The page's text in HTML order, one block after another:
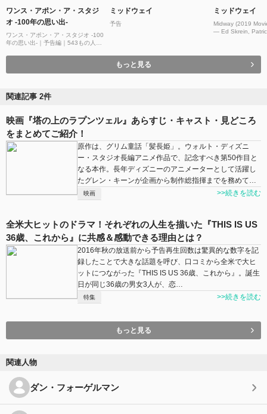
ワンス・アポン・ア・スタジ
オ -100年の思い出-
ワンス・アポン・ア・スタジオ -100
年の思い出-｜予告編｜543もの人気
周年をお祝いするオリジナル短編映
ミッドウェイ
予告
ミッドウェイ
Midway (2019
— Ed Skrein,
もっと見る
関連記事 2件
映画『塔の上のラプンツェル』あらすじ・キャスト・見どころ
をまとめてご紹介！
原作は、グリム童話「髪長姫」。ウォルト・ディズニ
ー・スタジオ長編アニメ作品で、記念すべき第50作目と
なる本作。長年ディズニーのアニメーターとして活躍し
たグレン・キーンが企画から制作総指揮までを務めて…
映画 >>続きを読む
全米大ヒットのドラマ！それぞれの人生を描いた『THIS IS US
36歳、これから』に共感＆感動できる理由とは？
2016年秋の放送前から予告再生回数は驚異的な数字を記
録したことで大きな話題を呼び、口コミから全米で大ヒ
ットにつながった『THIS IS US 36歳、これから』。誕生
日が同じ36歳の男女3人が、恋…
特集 >>続きを読む
もっと見る
関連人物
ダン・フォーゲルマン